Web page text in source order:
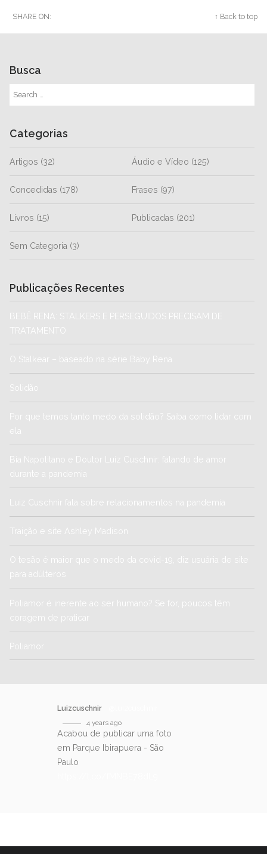
SHARE ON: ↑ Back to top
Busca
Categorias
Artigos (32) Áudio e Vídeo (125)
Concedidas (178) Frases (97)
Livros (15) Publicadas (201)
Sem Categoria (3)
Publicações Recentes
BEBÊ RENA: STALKERS E PERSEGUIDOS PRECISAM DE
TRATAMENTO
O Stalkear – baseado na série Baby Rena
Solidão
Por que temos tanto medo da solidão? Saiba como lidar com
ela
Bia Napolitano e Doutor Luiz Cuschnir: falando de amor
durante a pandemia
Luiz Cuschnir fala sobre relacionamentos na pandemia
Traição e site Ashley Madison
O tesão é maior que o medo da covid-19, diz usuária de site
para adúlteros
Poliamor é inerente ao ser humano? Se for, poucos têm
coragem de praticar
Poliamor
Luizcuschnir
4 years ago
Acabou de publicar uma foto
em Parque Ibirapuera - São
Paulo